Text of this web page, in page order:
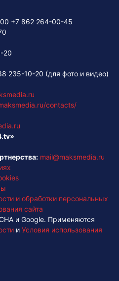
+7 862 264-00-45
20
235-10-20 (для фото и видео)
contacts/
mail@maksmedia.ru
и обработки персональных
сайта
и Google. Применяются
и Условия использования